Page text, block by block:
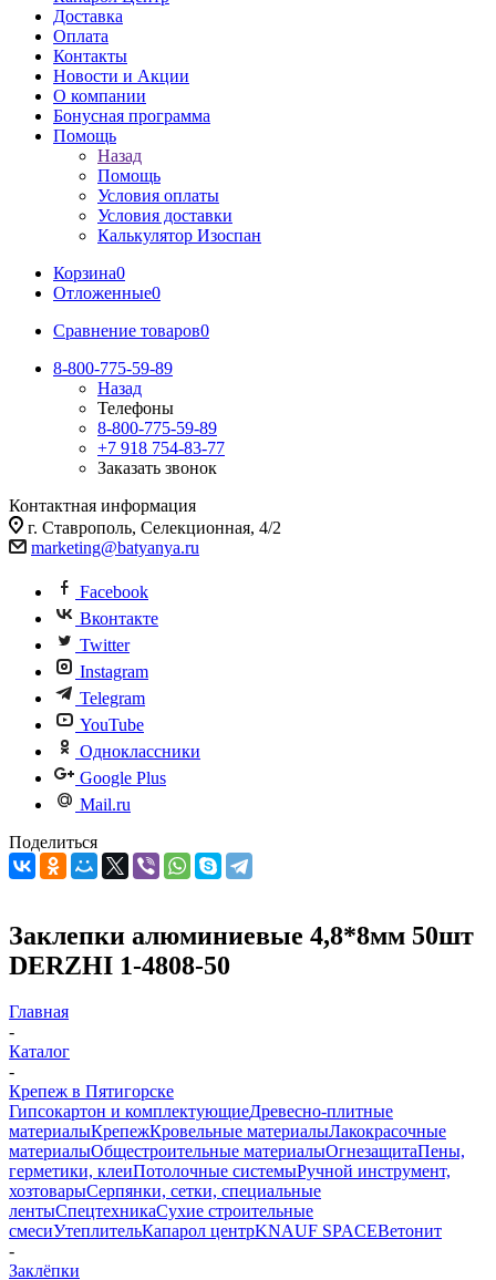
Доставка
Оплата
Контакты
Новости и Акции
О компании
Бонусная программа
Помощь
Назад
Помощь
Условия оплаты
Условия доставки
Калькулятор Изоспан
Корзина0
Отложенные0
Сравнение товаров0
8-800-775-59-89
Назад
Телефоны
8-800-775-59-89
+7 918 754-83-77
Заказать звонок
Контактная информация
г. Ставрополь, Селекционная, 4/2
marketing@batyanya.ru
Facebook
Вконтакте
Twitter
Instagram
Telegram
YouTube
Одноклассники
Google Plus
Mail.ru
Поделиться
Заклепки алюминиевые 4,8*8мм 50шт
DERZHI 1-4808-50
Главная
-
Каталог
-
Крепеж в Пятигорске
Гипсокартон и комплектующиеДревесно-плитные
материалыКрепежКровельные материалыЛакокрасочные
материалыОбщестроительные материалыОгнезащитаПены,
герметики, клеиПотолочные системыРучной инструмент,
хозтоварыСерпянки, сетки, специальные
лентыСпецтехникаСухие строительные
смесиУтеплительКапарол центрKNAUF SPACEВетонит
-
Заклёпки